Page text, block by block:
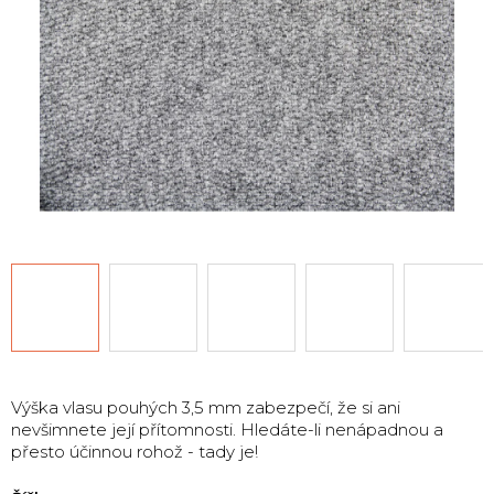
Výška vlasu pouhých 3,5 mm zabezpečí, že si ani
nevšimnete její přítomnosti. Hledáte-li nenápadnou a
přesto účinnou rohož - tady je!